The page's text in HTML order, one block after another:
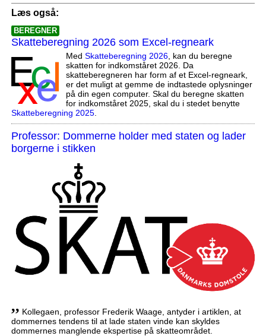
Læs også:
BEREGNER
Skatteberegning 2026 som Excel-regneark
Med Skatteberegning 2026, kan du beregne
skatten for indkomståret 2026. Da
skatteberegneren har form af et Excel-regneark,
er det muligt at gemme de indtastede oplysninger
på din egen computer. Skal du beregne skatten
for indkomståret 2025, skal du i stedet benytte
Skatteberegning 2025.
Professor: Dommerne holder med staten og lader
borgerne i stikken
,, Kollegaen, professor Frederik Waage, antyder i artiklen, at
dommernes tendens til at lade staten vinde kan skyldes
dommernes manglende ekspertise på skatteområdet.